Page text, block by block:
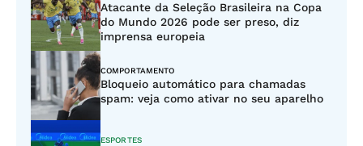
Atacante da Seleção Brasileira na Copa
do Mundo 2026 pode ser preso, diz
imprensa europeia
COMPORTAMENTO
Bloqueio automático para chamadas
spam: veja como ativar no seu aparelho
ESPORTES